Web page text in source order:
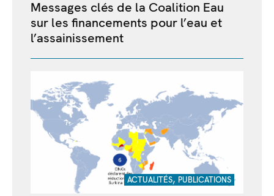
Messages clés de la Coalition Eau
sur les financements pour l’eau et
l’assainissement
ACTUALITÉS, PUBLICATIONS